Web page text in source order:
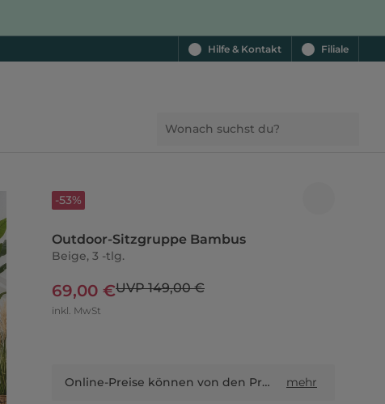
Hilfe & Kontakt Filiale
-53%
Outdoor-Sitzgruppe Bambus
Beige, 3 -tlg.
69,00 €UVP 149,00 €
inkl. MwSt
Online-Preise können von den Preisen in Filialen sowie Shop-in-Shop-Flächen abweichen. mehr